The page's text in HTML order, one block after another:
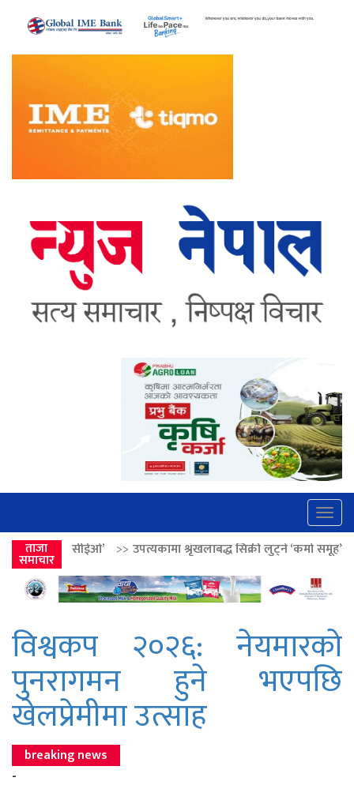
ताजा
समाचार
>>उपत्यकामा श्रृंखलाबद्ध सिक्री लुट्ने ‘कर्मा समूह’का नाइकेसहित पाँच
विश्वकप २०२६: नेयमारको
पुनरागमन हुने भएपछि
खेलप्रेमीमा उत्साह
breaking news
-